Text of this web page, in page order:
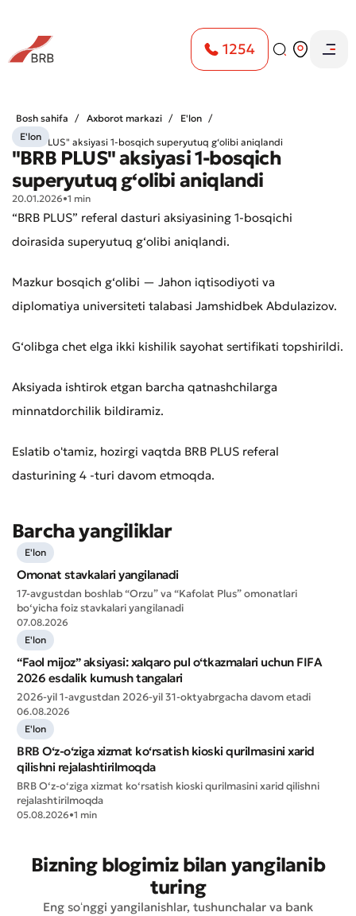
1254
Xizmat sifatini baholang
Murojaat qoldirish
Bosh sahifa Axborot markazi
E'lon
"BRB PLUS" aksiyasi 1-bosqich superyutuq g‘olibi aniqlandi
E'lon
"BRB PLUS" aksiyasi 1-bosqich
superyutuq g‘olibi aniqlandi
20.01.2026•1 min
“BRB PLUS” referal dasturi aksiyasining 1-bosqichi
doirasida superyutuq g‘olibi aniqlandi.
Mazkur bosqich g‘olibi — Jahon iqtisodiyoti va
diplomatiya universiteti talabasi Jamshidbek Abdulazizov.
G‘olibga chet elga ikki kishilik sayohat sertifikati topshirildi.
Aksiyada ishtirok etgan barcha qatnashchilarga
minnatdorchilik bildiramiz.
Eslatib o'tamiz, hozirgi vaqtda BRB PLUS referal
dasturining 4 -turi davom etmoqda.
Barcha yangiliklar
E'lon
Omonat stavkalari yangilanadi
17-avgustdan boshlab “Orzu” va “Kafolat Plus” omonatlari
bo‘yicha foiz stavkalari yangilanadi
07.08.2026
E'lon
“Faol mijoz” aksiyasi: xalqaro pul o‘tkazmalari uchun FIFA
2026 esdalik kumush tangalari
2026-yil 1-avgustdan 2026-yil 31-oktyabrgacha davom etadi
06.08.2026
E'lon
BRB O‘z-o‘ziga xizmat ko‘rsatish kioski qurilmasini xarid
qilishni rejalashtirilmoqda
BRB O‘z-o‘ziga xizmat ko‘rsatish kioski qurilmasini xarid qilishni
rejalashtirilmoqda
05.08.2026•1 min
Bizning blogimiz bilan yangilanib
turing
Eng soʻnggi yangilanishlar, tushunchalar va bank